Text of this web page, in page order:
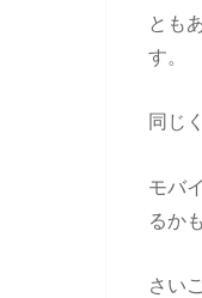
とも
す。
同じ
モバ
るか
さい